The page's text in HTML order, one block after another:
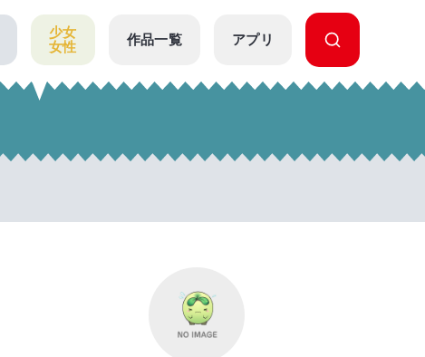
少女
女性
作品一覧 アプリ